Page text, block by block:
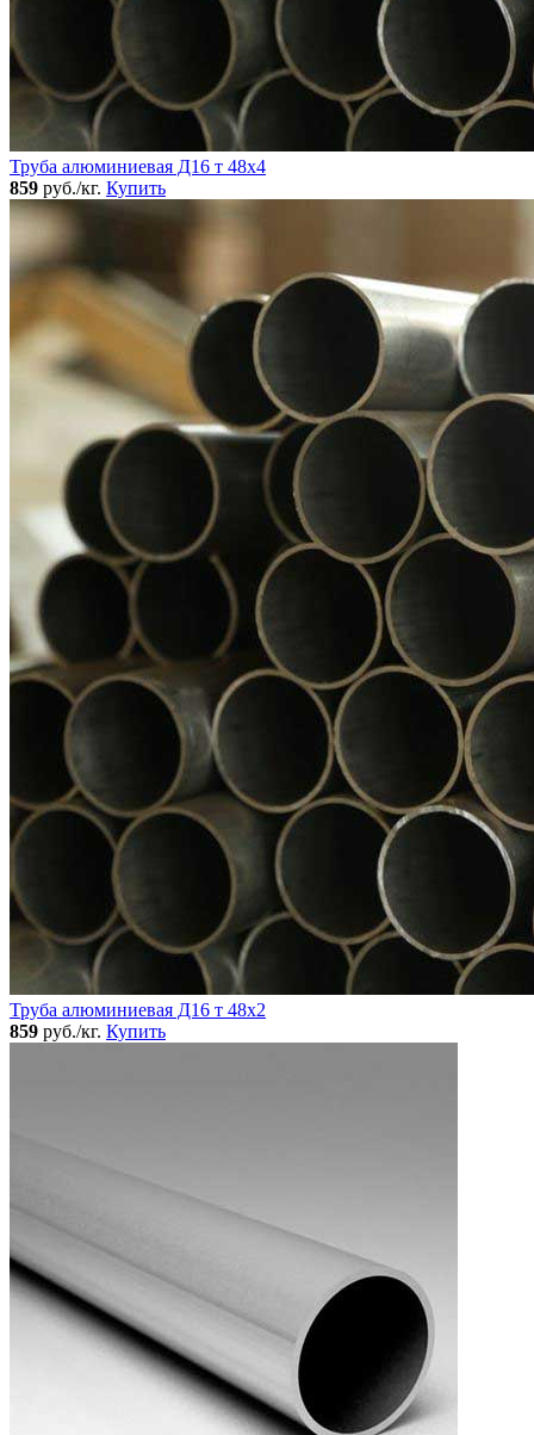
Труба алюминиевая Д16 т 48х4
859 руб./кг. Купить
Труба алюминиевая Д16 т 48х2
859 руб./кг. Купить